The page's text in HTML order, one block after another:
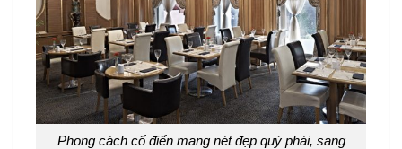
Phong cách cổ điển mang nét đẹp quý phái, sang